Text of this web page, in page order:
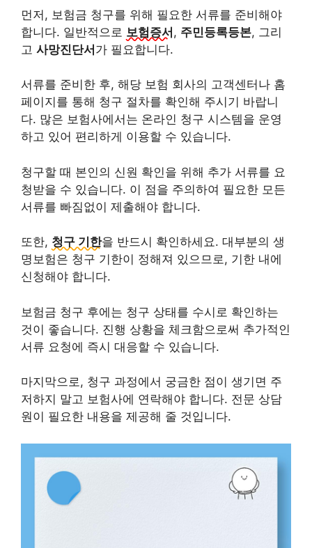
먼저, 보험금 청구를 위해 필요한 서류를 준비해야
합니다. 일반적으로 보험증서, 주민등록등본, 그리
고 사망진단서가 필요합니다.
서류를 준비한 후, 해당 보험 회사의 고객센터나 홈
페이지를 통해 청구 절차를 확인해 주시기 바랍니
다. 많은 보험사에서는 온라인 청구 시스템을 운영
하고 있어 편리하게 이용할 수 있습니다.
청구할 때 본인의 신원 확인을 위해 추가 서류를 요
청받을 수 있습니다. 이 점을 주의하여 필요한 모든
서류를 빠짐없이 제출해야 합니다.
또한, 청구 기한을 반드시 확인하세요. 대부분의 생
명보험은 청구 기한이 정해져 있으므로, 기한 내에
신청해야 합니다.
보험금 청구 후에는 청구 상태를 수시로 확인하는
것이 좋습니다. 진행 상황을 체크함으로써 추가적인
서류 요청에 즉시 대응할 수 있습니다.
마지막으로, 청구 과정에서 궁금한 점이 생기면 주
저하지 말고 보험사에 연락해야 합니다. 전문 상담
원이 필요한 내용을 제공해 줄 것입니다.